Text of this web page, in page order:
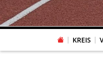
KREIS